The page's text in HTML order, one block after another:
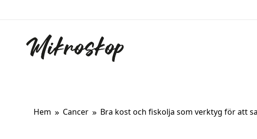
Hem Cancer Bra kost och fiskolja som verktyg för att